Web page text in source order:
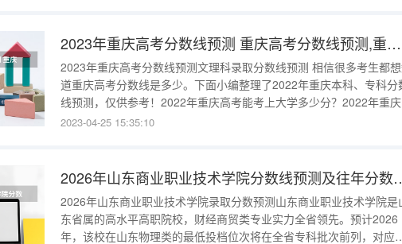
2023年重庆高考分数线预测 重庆高考分数线预测,重庆高考分数线专家预测
2023年重庆高考分数线预测文理科录取分数线预测 相信很多考生都想知
道重庆高考分数线是多少。下面小编整理了2022年重庆本科、专科分
线预测，仅供参考！2022年重庆高考能考上大学多少分？2022年重
考本科历史班录取分数线预计为451分；物理本科录取分数线预计449
2023-04-25 15:35:10
2026年山东商业
2026年山东商业职业技术学院录取分数预测山东商业职业技术学院是
东省属的高水平高职院校，财经商贸类专业实力全省领先。预计2026
年，该校在山东物理类的最低投档位次将在全省专科批次前列，对应